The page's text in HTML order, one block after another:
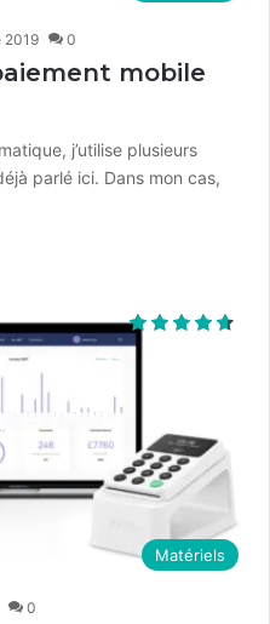
2019 0
mobile
j’utilise plusieurs
parlé ici. Dans mon cas,
Matériels
0